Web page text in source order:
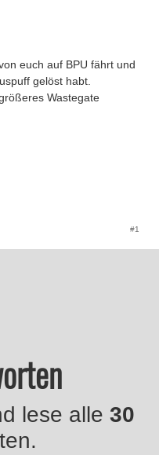
euch auf BPU fährt und
gelöst habt.
Wastegate
#1
lese alle 30